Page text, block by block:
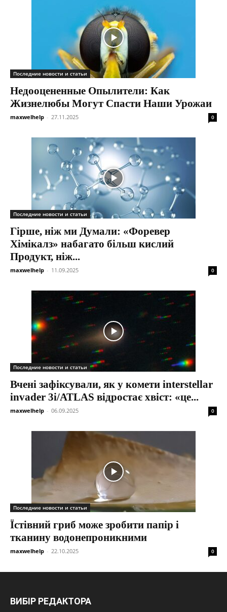
Последние новости и статьи
Недооцененные Опылители: Как
Жизнелюбы Могут Спасти Наши Урожаи
maxwelhelp - 27.11.2025 0
Последние новости и статьи
Гірше, ніж ми Думали: «Форевер
Хімікалз» набагато більш кислий
Продукт, ніж...
maxwelhelp - 11.09.2025 0
Последние новости и статьи
Вчені зафіксували, як у комети interstellar
invader 3i/ATLAS відростає хвіст: «це...
maxwelhelp - 06.09.2025 0
Последние новости и статьи
Їстівний гриб може зробити папір і
тканину водонепроникними
maxwelhelp - 22.10.2025 0
ВИБІР РЕДАКТОРА